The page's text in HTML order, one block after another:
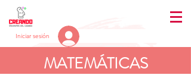
Iniciar sesión
MATEMÁTICAS